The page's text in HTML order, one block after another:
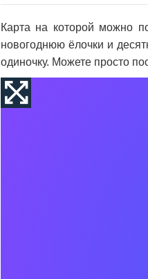
Карта на которой можно
новогоднюю ёлочки и
одиночку. Можете просто